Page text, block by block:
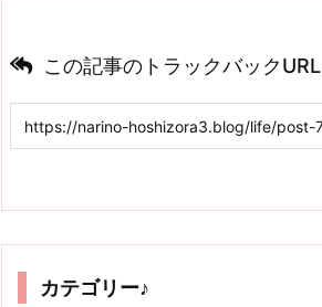
この記事のトラックバックURL
カテゴリー♪